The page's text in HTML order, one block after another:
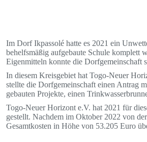
Im Dorf Ikpassolé hatte es 2021 ein
behelfsmäßig aufgebaute Schule komplett
Eigenmitteln konnte die Dorfgemeinschaft
In diesem Kreisgebiet hat Togo-Neuer
stellte die Dorfgemeinschaft einen Antrag
gebauten Projekte, einen
Togo-Neuer Horizont e.V. hat 2021 für
gestellt. Nachdem im Oktober 2022 von
Gesamtkosten in Höhe von 53.205 Euro